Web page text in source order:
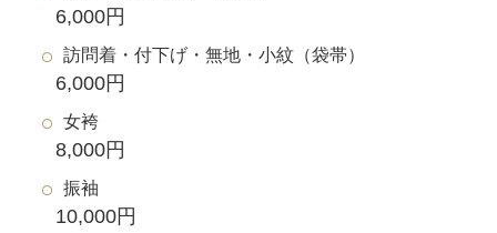
6,000円
訪問着・付下げ・無地・小紋（袋帯）
6,000円
女袴
8,000円
振袖
10,000円